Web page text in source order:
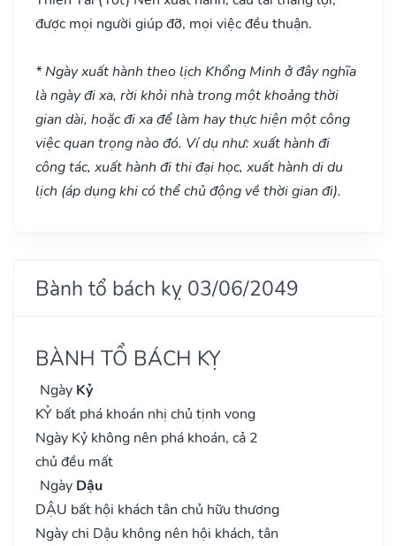
được mọi người giúp đỡ, mọi việc đều thuận.
* Ngày xuất hành theo lịch Khổng Minh ở đây nghĩa
là ngày đi xa, rời khỏi nhà trong một khoảng thời
gian dài, hoặc đi xa để làm hay thực hiện một công
việc quan trọng nào đó. Ví dụ như: xuất hành đi
công tác, xuất hành đi thi đại học, xuất hành di du
lịch (áp dụng khi có thể chủ động về thời gian đi).
Bành tổ bách kỵ 03/06/2049
BÀNH TỔ BÁCH KỴ
Ngày Kỷ
KỶ bất phá khoán nhị chủ tịnh vong
Ngày Kỷ không nên phá khoán, cả 2
chủ đều mất
Ngày Dậu
DẬU bất hội khách tân chủ hữu thương
Ngày chi Dậu không nên hội khách, tân